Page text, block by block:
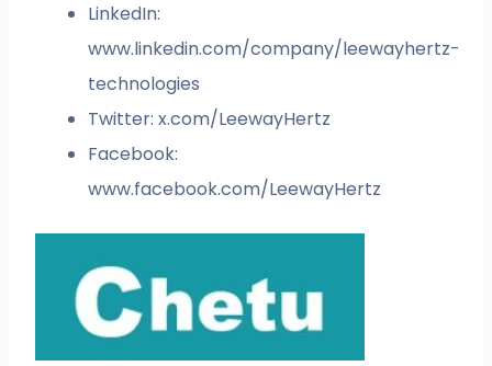
LinkedIn:
www.linkedin.com/company/leewayhertz-
technologies
Twitter: x.com/LeewayHertz
Facebook:
www.facebook.com/LeewayHertz